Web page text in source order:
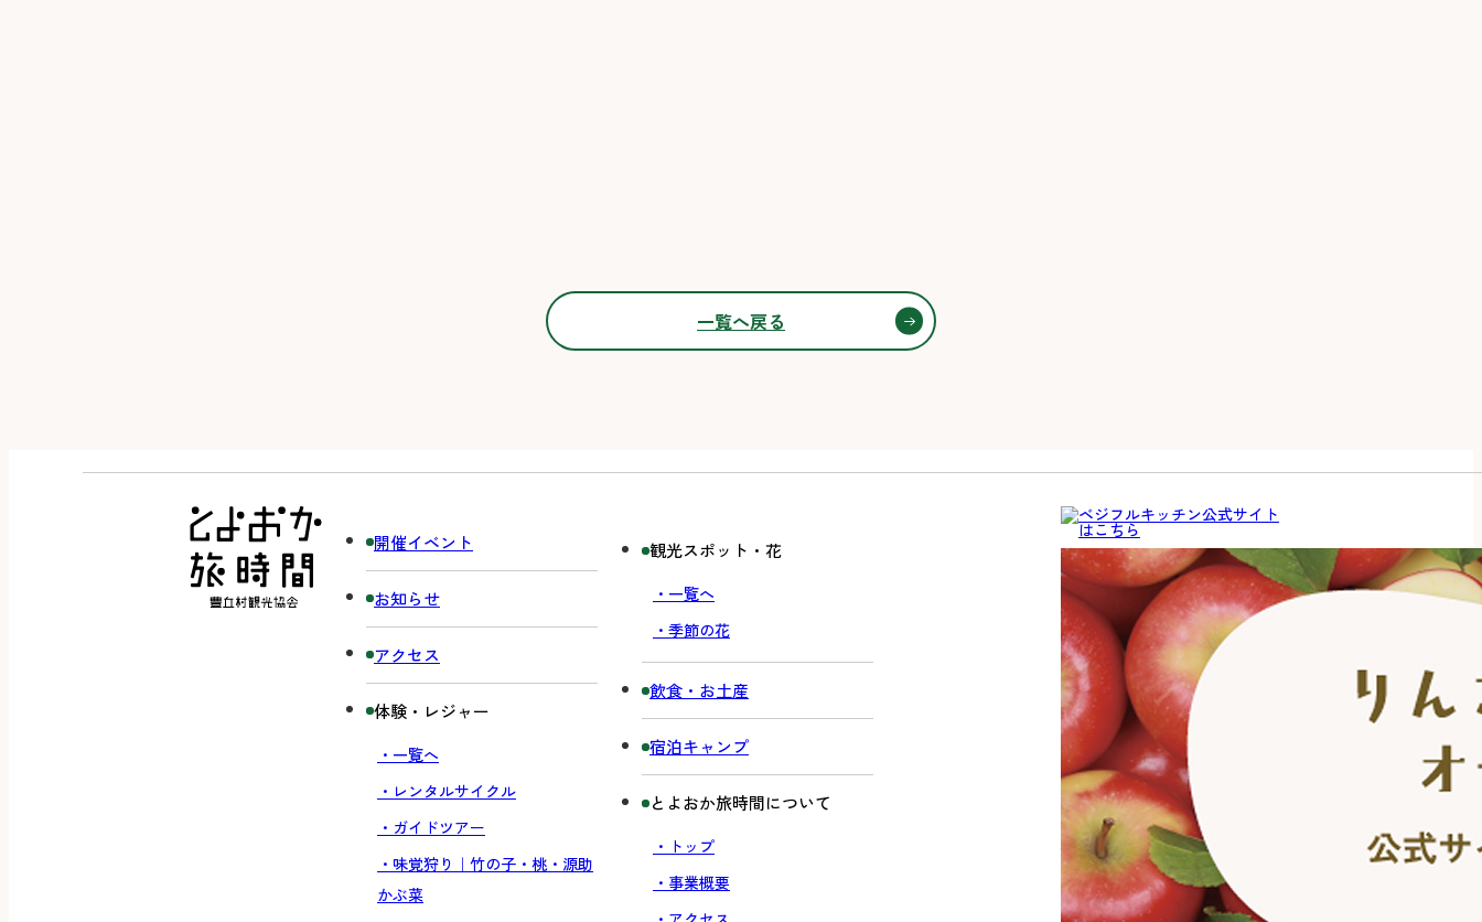
一覧へ戻る
開催イベント
お知らせ
アクセス
体験・レジャー
・一覧へ
・レンタルサイクル
・ガイドツアー
・味覚狩り｜竹の子・桃・源助
かぶ菜
観光スポット・花
・一覧へ
・季節の花
飲食・お土産
宿泊キャンプ
とよおか旅時間について
・トップ
・事業概要